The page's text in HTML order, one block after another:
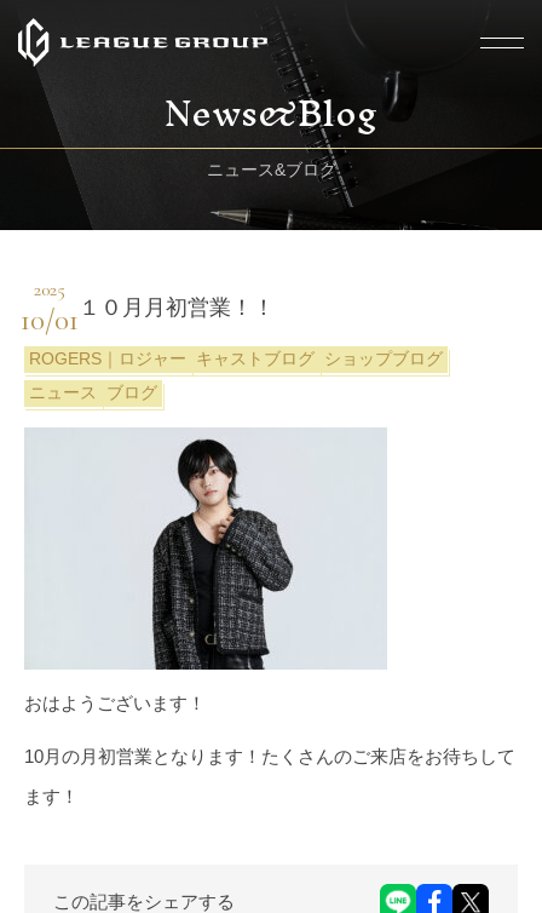
News&Blog
ニュース&ブログ
2025
10/01 １０月月初営業！！
ROGERS｜ロジャー キャストブログ
ショップブログ
ニュース
ブログ
おはようございます！
10月の月初営業となります！たくさんのご来店をお待ちして
ます！
この記事をシェアする